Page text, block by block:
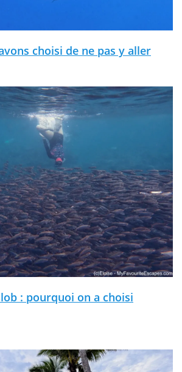
choisi de ne pas y aller
: pourquoi on a choisi